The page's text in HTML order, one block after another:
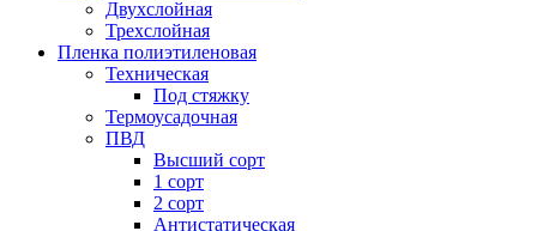
Двухслойная
Трехслойная
Пленка полиэтиленовая
Техническая
Под стяжку
Термоусадочная
ПВД
Высший сорт
1 сорт
2 сорт
Антистатическая